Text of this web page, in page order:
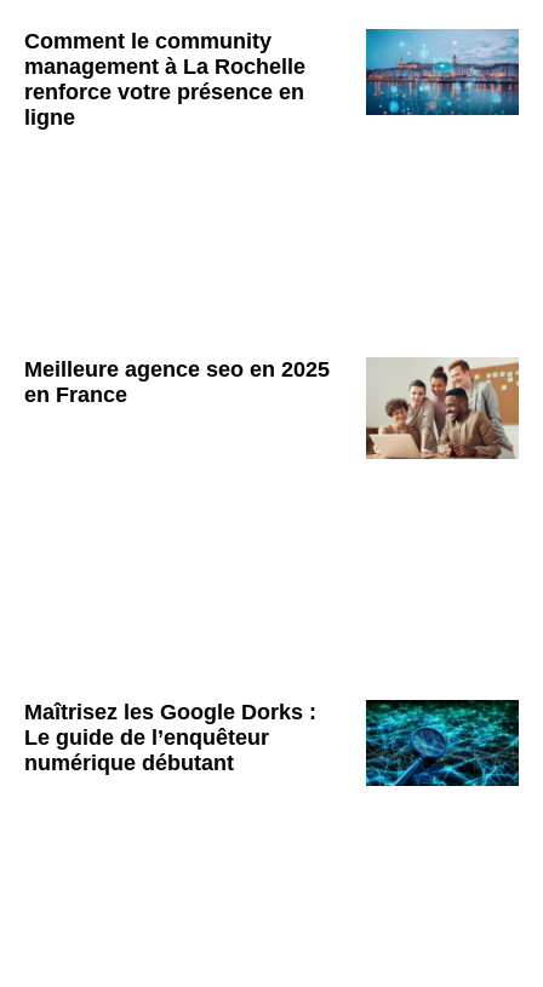
Comment le community
management à La Rochelle
renforce votre présence en
ligne
Meilleure agence seo en 2025
en France
Maîtrisez les Google Dorks :
Le guide de l’enquêteur
numérique débutant